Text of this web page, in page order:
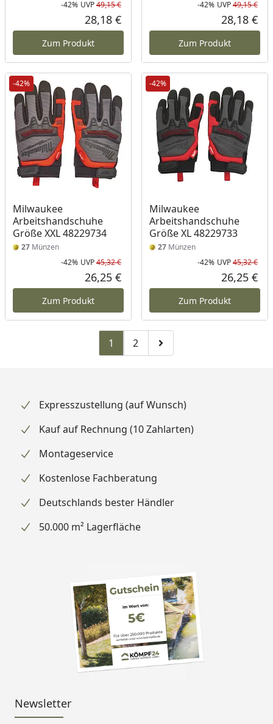
Rabatt in Prozent
-42%
Ursprünglicher Preis
UVP49,15 €
Aktueller Preis
28,18 €
Zum Produkt
-42% UVP49,15 €
28,18 €
Zum Produkt
-42%
Milwaukee
Arbeitshandschuhe
Größe XXL 48229734
27 Münzen
Rabatt in Prozent
-42%
Ursprünglicher Preis
UVP45,32 €
Aktueller Preis
26,25 €
Zum Produkt
-42%
Milwaukee
Arbeitshandschuhe
Größe XL 48229733
27Münzen
-42% UVP45,32 €
26,25 €
Zum Produkt
1 Zu Seite 2
2 Zur nächsten Seite
Expresszustellung (auf Wunsch)
Kauf auf Rechnung (10 Zahlarten)
Montageservice
Kostenlose Fachberatung
Deutschlands bester Händler
50.000 m² Lagerfläche
Newsletter